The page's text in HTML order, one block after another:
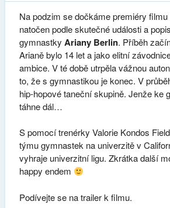
Na podzim se dočkáme premiéry filmu
natočen podle skutečné události a
gymnastky Ariany Berlin. Příběh
Arianě bylo 14 let a jako elitní
ambice. V té době utrpěla vážnou
to, že s gymnastikou je konec. V
hip-hopové taneční skupině. Jenže ke
táhne dál…
S pomocí trenérky Valorie Kondos
týmu gymnastek na univerzitě v
vyhraje univerzitní ligu. Zkrátka další
happy endem
Podívejte se na trailer k filmu.